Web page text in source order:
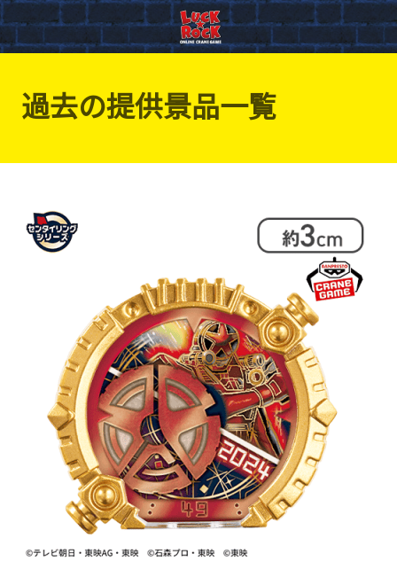
過去の提供景品一覧